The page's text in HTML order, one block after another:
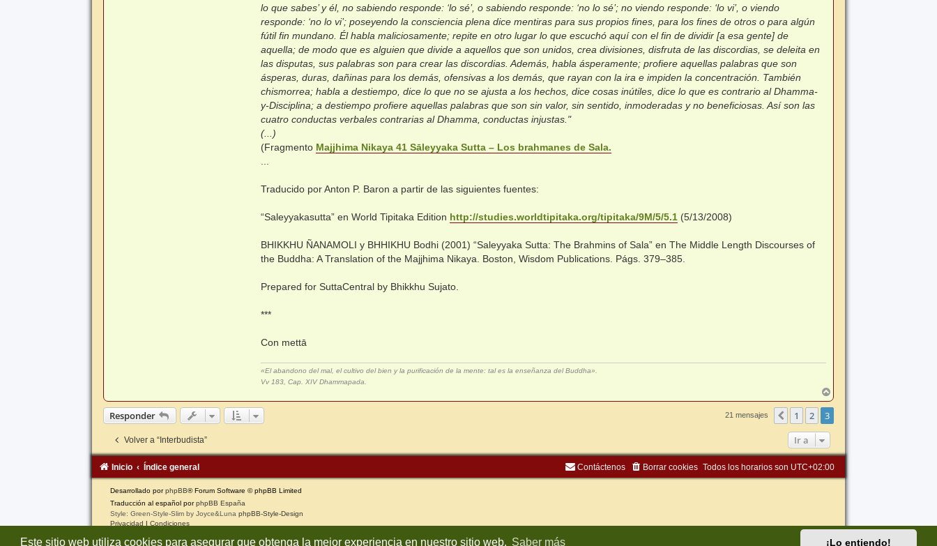
Este sitio web utiliza cookies para asegurar que obtenga la mejor experiencia en nuestro sitio web. Saber más ¡Lo entiendo!
lo que sabes’ y él, no sabiendo responde: ‘lo sé’, o sabiendo responde: ‘no lo sé’; no viendo responde: ‘lo vi’, o viendo
responde: ‘no lo vi’; poseyendo la consciencia plena dice mentiras para sus propios fines, para los fines de otros o para algún
fútil fin mundano. Él habla maliciosamente; repite en otro lugar lo que escuchó aquí con el fin de dividir [a esa gente] de
aquella; de modo que es alguien que divide a aquellos que son unidos, crea divisiones, disfruta de las discordias, se deleita en
las disputas, sus palabras son para crear las discordias. Además, habla ásperamente; profiere aquellas palabras que son
ásperas, duras, dañinas para los demás, ofensivas a los demás, que rayan con la ira e impiden la concentración. También
chismorrea; habla a destiempo, dice lo que no se ajusta a los hechos, dice cosas inútiles, dice lo que es contrario al Dhamma-
y-Disciplina; a destiempo profiere aquellas palabras que son sin valor, sin sentido, inmoderadas y no beneficiosas. Así son las
cuatro conductas verbales contrarias al Dhamma, conductas injustas."
(...)
(Fragmento Majjhima Nikaya 41 Sāleyyaka Sutta – Los brahmanes de Sala.
Traducido por Anton P. Baron a partir de las siguientes fuentes:
“Saleyyakasutta” en World Tipitaka Edition http://studies.worldtipitaka.org/tipitaka/9M/5/5.1 (5/13/2008)
BHIKKHU ÑANAMOLI y BHHIKHU Bodhi (2001) “Saleyyaka Sutta: The Brahmins of Sala” en The Middle Length Discourses of
the Buddha: A Translation of the Majjhima Nikaya. Boston, Wisdom Publications. Págs. 379–385.
Prepared for SuttaCentral by Bhikkhu Sujato.
***
Con mettā
«El abandono del mal, el cultivo del bien y la purificación de la mente: tal es la enseñanza del Buddha».
Vv 183, Cap. XIV Dhammapada.
r
r
Responder 21 mensajes Anterior
1 2 3
Volver a “Interbudista” Ir a
Inicio Índice general Todos los horarios son UTC+02:00
Borrar cookies
Contáctenos
Desarrollado porphpBB® Forum Software © phpBB Limited
Traducción al español porphpBB España
Style: Green-Style-Slim by Joyce&Luna phpBB-Style-Design
Privacidad | Condiciones